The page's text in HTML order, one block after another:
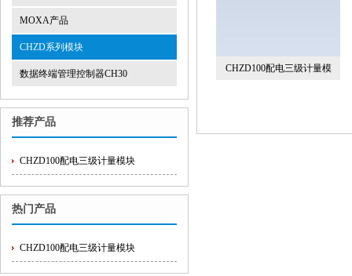
MOXA产品
CHZD系列模块
数据终端管理控制器CH30
推荐产品
CHZD100配电三级计量模块
热门产品
CHZD100配电三级计量模块
CHZD100配电三级计量模